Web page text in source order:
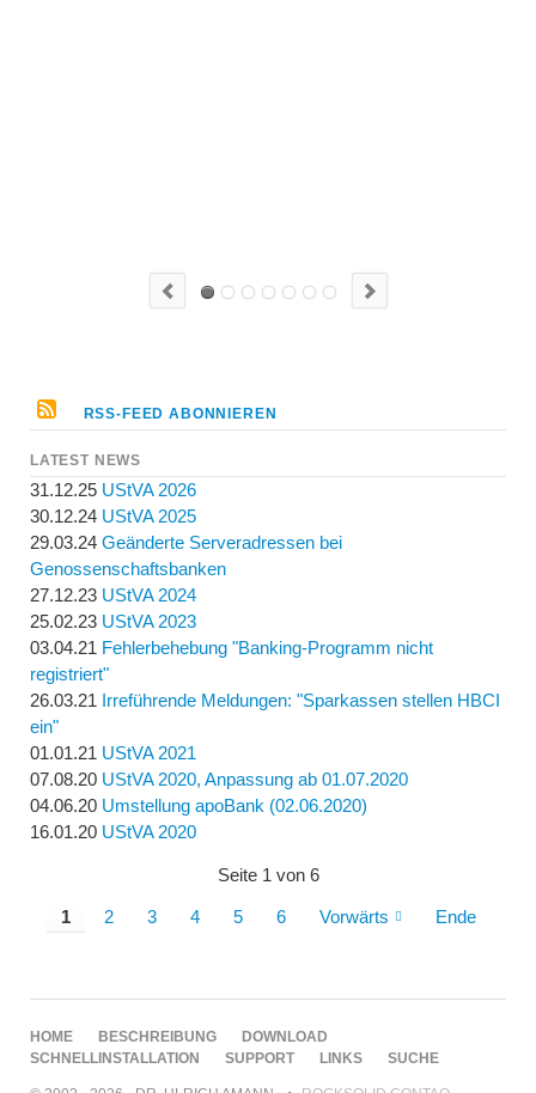
RSS-FEED ABONNIEREN
LATEST NEWS
31.12.25 UStVA 2026
30.12.24 UStVA 2025
29.03.24 Geänderte Serveradressen bei
Genossenschaftsbanken
27.12.23 UStVA 2024
25.02.23 UStVA 2023
03.04.21 Fehlerbehebung "Banking-Programm nicht
registriert"
26.03.21 Irreführende Meldungen: "Sparkassen stellen HBCI
ein"
01.01.21 UStVA 2021
07.08.20 UStVA 2020, Anpassung ab 01.07.2020
04.06.20 Umstellung apoBank (02.06.2020)
16.01.20 UStVA 2020
Seite 1 von 6
1 2 3 4 5 6 Vorwärts Ende
NAVIGATION
ÜBERSPRINGEN
HOME BESCHREIBUNG
DOWNLOAD
SCHNELLINSTALLATION
SUPPORT LINKS SUCHE